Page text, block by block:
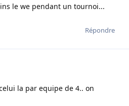
le we pendant un tournoi...
Répondre
la par equipe de 4.. on